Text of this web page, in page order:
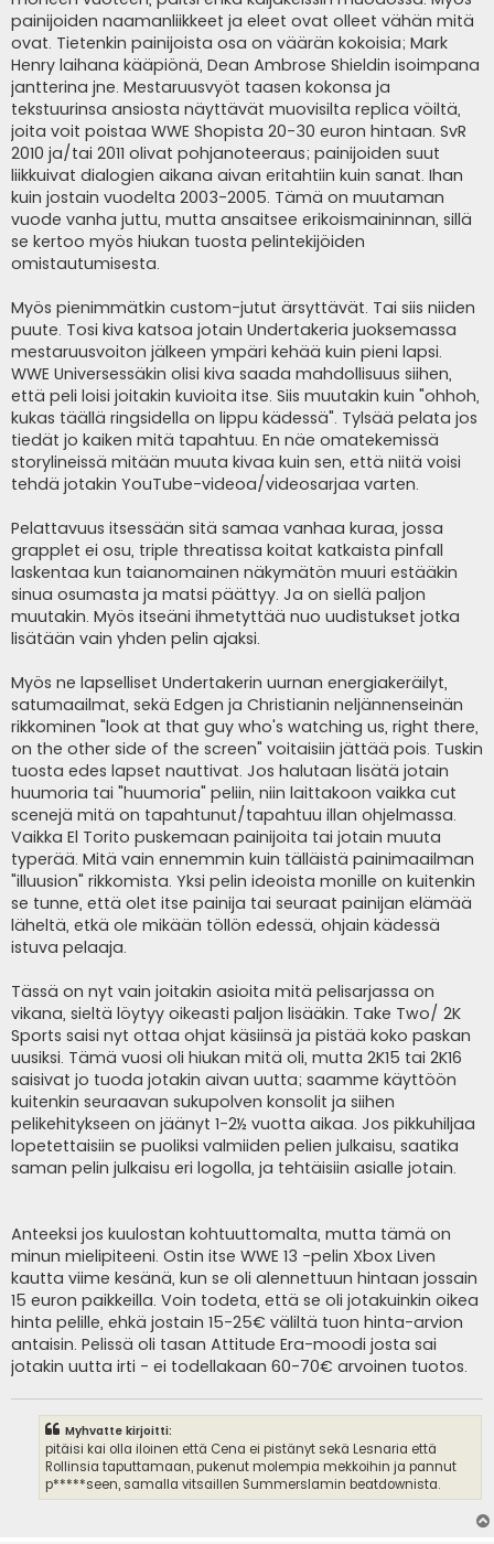
painijoiden naamanliikkeet ja eleet ovat olleet vähän mitä
ovat. Tietenkin painijoista osa on väärän kokoisia; Mark
Henry laihana kääpiönä, Dean Ambrose Shieldin isoimpana
jantterina jne. Mestaruusvyöt taasen kokonsa ja
tekstuurinsa ansiosta näyttävät muovisilta replica vöiltä,
joita voit poistaa WWE Shopista 20-30 euron hintaan. SvR
2010 ja/tai 2011 olivat pohjanoteeraus; painijoiden suut
liikkuivat dialogien aikana aivan eritahtiin kuin sanat. Ihan
kuin jostain vuodelta 2003-2005. Tämä on muutaman
vuode vanha juttu, mutta ansaitsee erikoismaininnan, sillä
se kertoo myös hiukan tuosta pelintekijöiden
omistautumisesta.
Myös pienimmätkin custom-jutut ärsyttävät. Tai siis niiden
puute. Tosi kiva katsoa jotain Undertakeria juoksemassa
mestaruusvoiton jälkeen ympäri kehää kuin pieni lapsi.
WWE Universessäkin olisi kiva saada mahdollisuus siihen,
että peli loisi joitakin kuvioita itse. Siis muutakin kuin "ohhoh,
kukas täällä ringsidella on lippu kädessä". Tylsää pelata jos
tiedät jo kaiken mitä tapahtuu. En näe omatekemissä
storylineissä mitään muuta kivaa kuin sen, että niitä voisi
tehdä jotakin YouTube-videoa/videosarjaa varten.
Pelattavuus itsessään sitä samaa vanhaa kuraa, jossa
grapplet ei osu, triple threatissa koitat katkaista pinfall
laskentaa kun taianomainen näkymätön muuri estääkin
sinua osumasta ja matsi päättyy. Ja on siellä paljon
muutakin. Myös itseäni ihmetyttää nuo uudistukset jotka
lisätään vain yhden pelin ajaksi.
Myös ne lapselliset Undertakerin uurnan energiakeräilyt,
satumaailmat, sekä Edgen ja Christianin neljännenseinän
rikkominen "look at that guy who's watching us, right there,
on the other side of the screen" voitaisiin jättää pois. Tuskin
tuosta edes lapset nauttivat. Jos halutaan lisätä jotain
huumoria tai "huumoria" peliin, niin laittakoon vaikka cut
scenejä mitä on tapahtunut/tapahtuu illan ohjelmassa.
Vaikka El Torito puskemaan painijoita tai jotain muuta
typerää. Mitä vain ennemmin kuin tälläistä painimaailman
"illuusion" rikkomista. Yksi pelin ideoista monille on kuitenkin
se tunne, että olet itse painija tai seuraat painijan elämää
läheltä, etkä ole mikään töllön edessä, ohjain kädessä
istuva pelaaja.
Tässä on nyt vain joitakin asioita mitä pelisarjassa on
vikana, sieltä löytyy oikeasti paljon lisääkin. Take Two/ 2K
Sports saisi nyt ottaa ohjat käsiinsä ja pistää koko paskan
uusiksi. Tämä vuosi oli hiukan mitä oli, mutta 2K15 tai 2K16
saisivat jo tuoda jotakin aivan uutta; saamme käyttöön
kuitenkin seuraavan sukupolven konsolit ja siihen
pelikehitykseen on jäänyt 1-2½ vuotta aikaa. Jos pikkuhiljaa
lopetettaisiin se puoliksi valmiiden pelien julkaisu, saatika
saman pelin julkaisu eri logolla, ja tehtäisiin asialle jotain.
Anteeksi jos kuulostan kohtuuttomalta, mutta tämä on
minun mielipiteeni. Ostin itse WWE 13 -pelin Xbox Liven
kautta viime kesänä, kun se oli alennettuun hintaan jossain
15 euron paikkeilla. Voin todeta, että se oli jotakuinkin oikea
hinta pelille, ehkä jostain 15-25€ väliltä tuon hinta-arvion
antaisin. Pelissä oli tasan Attitude Era-moodi josta sai
jotakin uutta irti - ei todellakaan 60-70€ arvoinen tuotos.
Myhvatte kirjoitti:
pitäisi kai olla iloinen että Cena ei pistänyt sekä Lesnaria että
Rollinsia taputtamaan, pukenut molempia mekkoihin ja pannut
p*****seen, samalla vitsaillen Summerslamin beatdownista.